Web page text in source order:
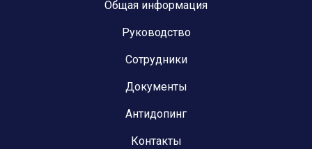
Общая информация
Руководство
Сотрудники
Документы
Антидопинг
Контакты